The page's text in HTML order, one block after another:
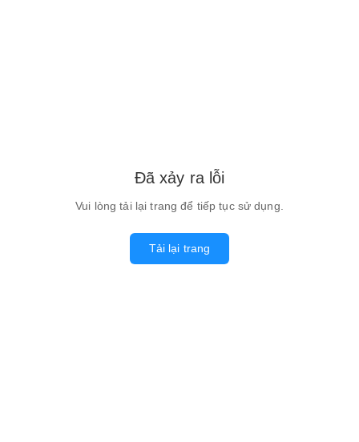
Đã xảy ra lỗi
Vui lòng tải lại trang để tiếp tục sử dụng.
Tải lại trang